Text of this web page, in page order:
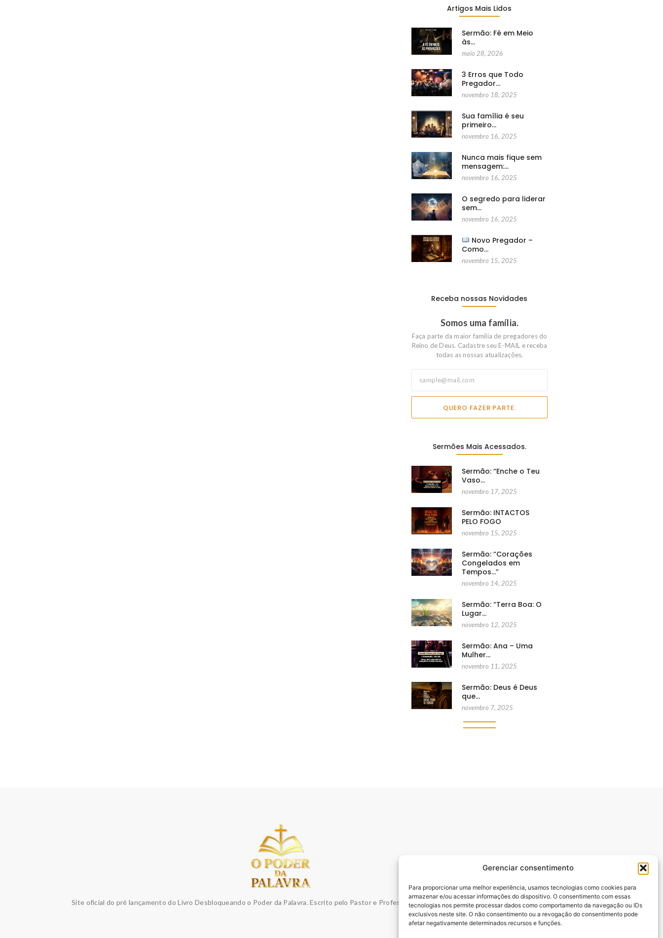
Gerenciar consentimento
Para proporcionar uma melhor experiência, usamos tecnologias como cookies para
armazenar e/ou acessar informações do dispositivo. O consentimento com essas
tecnologias nos permite processar dados como comportamento da navegação ou IDs
exclusivos neste site. O não consentimento ou a revogação do consentimento pode
afetar negativamente determinados recursos e funções.
Artigos Mais Lidos
Sermão: Fé em Meio
às…
maio 28, 2026
3 Erros que Todo
Pregador…
novembro 18, 2025
Sua família é seu
primeiro…
novembro 16, 2025
Nunca mais fique sem
mensagem:…
novembro 16, 2025
O segredo para liderar
sem…
novembro 16, 2025
Novo Pregador –
Como…
novembro 15, 2025
Receba nossas Novidades
Somos uma família.
Faça parte da maior familia de pregadores do
Reino de Deus. Cadastre seu E-MAIL e receba
todas as nossas atualizações.
QUERO FAZER PARTE.
Sermões Mais Acessados.
Sermão: “Enche o Teu
Vaso…
novembro 17, 2025
Sermão: INTACTOS
PELO FOGO
novembro 15, 2025
Sermão: “Corações
Congelados em
Tempos…”
novembro 14, 2025
Sermão: “Terra Boa: O
Lugar…
novembro 12, 2025
Sermão: Ana – Uma
Mulher…
novembro 11, 2025
Sermão: Deus é Deus
que…
novembro 7, 2025
Site oficial do pré lançamento do Livro Desbloqueando o Poder da Palavra. Escrito pelo Pastor e Professor Sydnei Emanuel Batista,.